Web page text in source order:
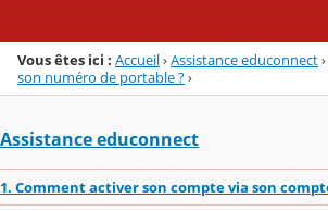
Vous êtes ici : Accueil›Assistance educonnect›
son numéro de portable ?›
Assistance educonnect
1. Comment activer son compte via son